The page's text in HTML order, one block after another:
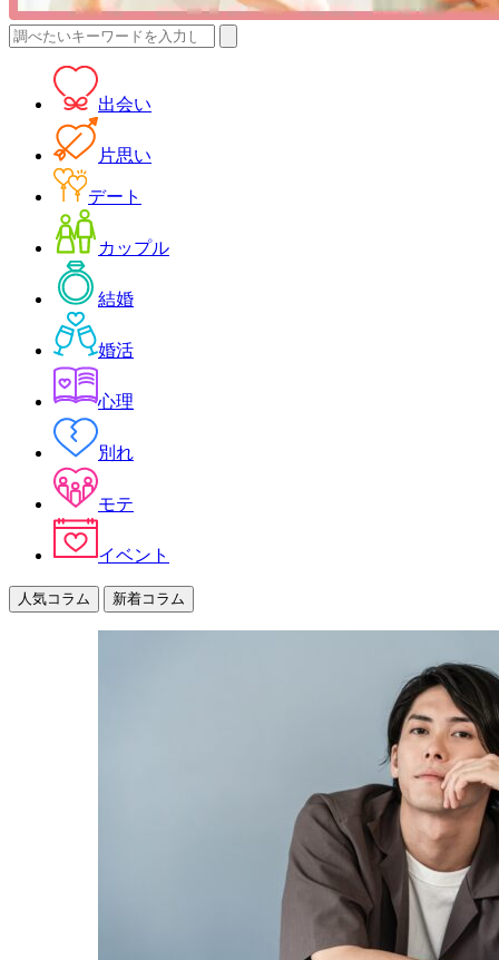
検
出会い
片思い
デート
カップル
結婚
婚活
心理
別れ
モテ
イベント
人気コラム 新着コラム